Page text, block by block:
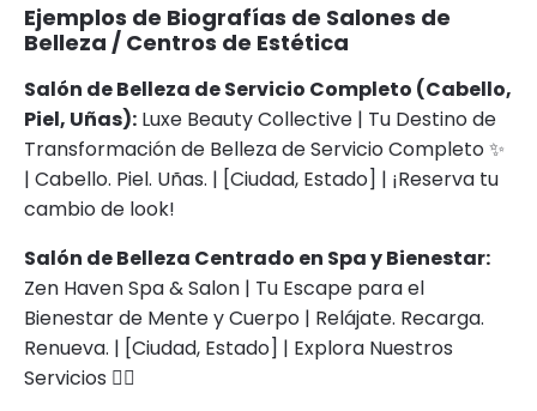
Ejemplos de Biografías de Salones de
Belleza / Centros de Estética
Salón de Belleza de Servicio Completo (Cabello,
Piel, Uñas): Luxe Beauty Collective | Tu Destino de
Transformación de Belleza de Servicio Completo ✨
| Cabello. Piel. Uñas. | [Ciudad, Estado] | ¡Reserva tu
cambio de look!
Salón de Belleza Centrado en Spa y Bienestar:
Zen Haven Spa & Salon | Tu Escape para el
Bienestar de Mente y Cuerpo | Relájate. Recarga.
Renueva. | [Ciudad, Estado] | Explora Nuestros
Servicios 🧘‍♀️